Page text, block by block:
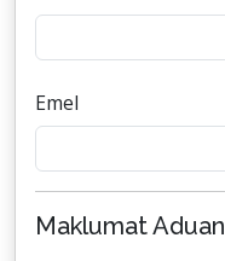
Emel
Maklumat Aduan